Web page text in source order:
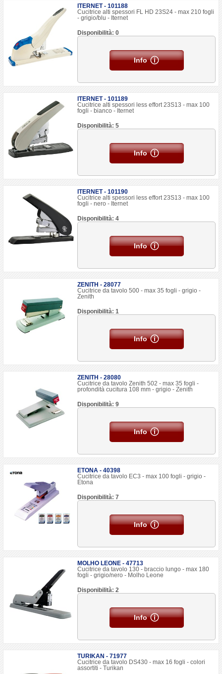
ITERNET - 101188
Cucitrice alti spessori FL HD 23S24 - max 210 fogli
- grigio/blu - Iternet
Disponibilità: 0
Info
ITERNET - 101189
Cucitrice alti spessori less effort 23S13 - max 100
fogli - bianco - Iternet
Disponibilità: 5
Info
ITERNET - 101190
Cucitrice alti spessori less effort 23S13 - max 100
fogli - nero - Iternet
Disponibilità: 4
Info
ZENITH - 28077
Cucitrice da tavolo 500 - max 35 fogli - grigio -
Zenith
Disponibilità: 1
Info
ZENITH - 28080
Cucitrice da tavolo Zenith 502 - max 35 fogli -
profondità cucitura 108 mm - grigio - Zenith
Disponibilità: 9
Info
ETONA - 40398
Cucitrice da tavolo EC3 - max 100 fogli - grigio -
Etona
Disponibilità: 7
Info
MOLHO LEONE - 47713
Cucitrice da tavolo 130 - braccio lungo - max 180
fogli - grigio/nero - Molho Leone
Disponibilità: 2
Info
TURIKAN - 71977
Cucitrice da tavolo DS430 - max 16 fogli - colori
assortiti - Turikan